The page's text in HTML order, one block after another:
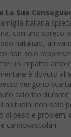
Le Sue
italiana
con uno spreco
natalizio,
non solo
un impatto
è dovuto
vengono
calorico
abitudini non solo
di peso e problemi
cardiovascolari.